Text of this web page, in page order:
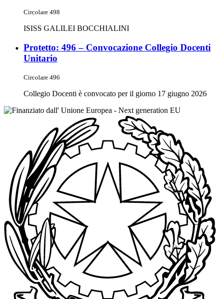
Circolare 498
ISISS GALILEI BOCCHIALINI
Protetto: 496 – Convocazione Collegio Docenti
Unitario
Circolare 496
Collegio Docenti è convocato per il giorno 17 giugno 2026